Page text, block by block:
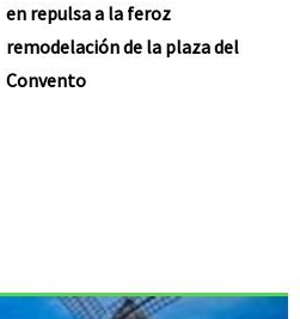
en repulsa a la feroz
remodelación de la plaza del
Convento